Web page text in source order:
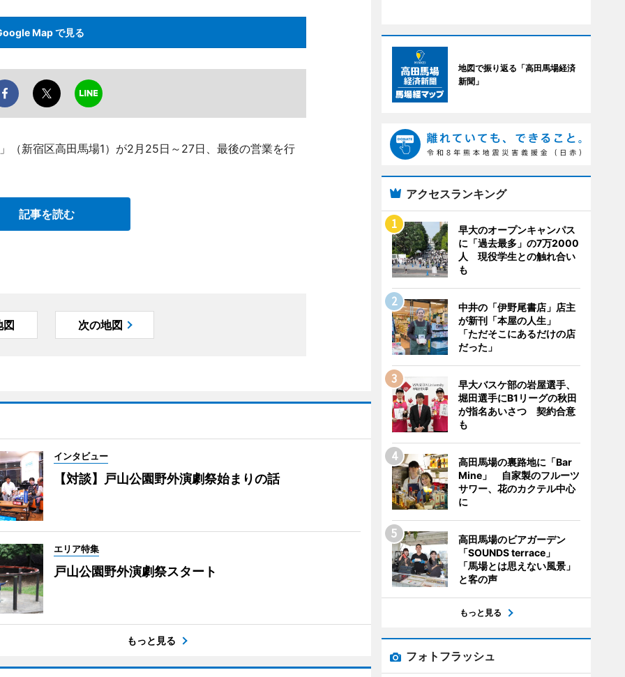
Map で見る
（新宿区高田馬場1）が2月25日～27日、最後の営業を行
記事を読む
図 次の地図
インタビュー
【対談】戸山公園野外演劇祭始まりの話
エリア特集
戸山公園野外演劇祭スタート
もっと見る
地図で振り返る「高田馬場経済
新聞」
アクセスランキング
早大のオープンキャンパス
に「過去最多」の7万2000
人 現役学生との触れ合い
も
中井の「伊野尾書店」店主
が新刊「本屋の人生」
「ただそこにあるだけの店
だった」
早大バスケ部の岩屋選手、
堀田選手にB1リーグの秋田
が指名あいさつ 契約合意
も
高田馬場の裏路地に「Bar
Mine」 自家製のフルーツ
サワー、花のカクテル中心
に
高田馬場のビアガーデン
「SOUNDS terrace」
「馬場とは思えない風景」
と客の声
もっと見る
フォトフラッシュ